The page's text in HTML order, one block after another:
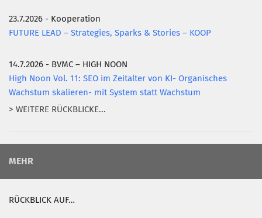
23.7.2026 - Kooperation
FUTURE LEAD – Strategies, Sparks & Stories – KOOP
14.7.2026 - BVMC – HIGH NOON
High Noon Vol. 11: SEO im Zeitalter von KI- Organisches
Wachstum skalieren- mit System statt Wachstum
> WEITERE RÜCKBLICKE...
MEHR
RÜCKBLICK AUF…